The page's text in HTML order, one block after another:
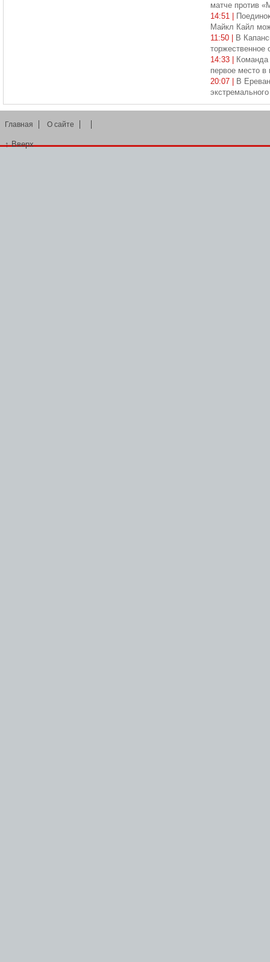
матче против
14:51 |
Майкл Кайл
11:50 |
В
торжественное
14:33 |
Команда
первое место
20:07 |
В
Главная О сайте
↑Вверх